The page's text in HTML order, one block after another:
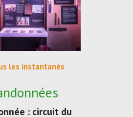
les instantanés
: circuit du